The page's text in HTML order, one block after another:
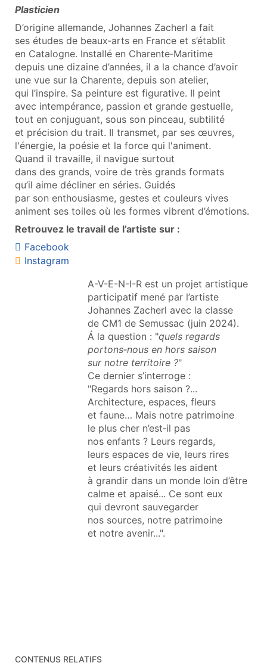
Plasticien
D’origine allemande, Johannes Zacherl a fait
ses études de beaux‑arts en France et s’établit
en Catalogne. Installé en Charente‑Maritime
depuis une dizaine d’années, il a la chance d’avoir
une vue sur la Charente, depuis son atelier,
qui l’inspire. Sa peinture est figurative. Il peint
avec intempérance, passion et grande gestuelle,
tout en conjuguant, sous son pinceau, subtilité
et précision du trait. Il transmet, par ses œuvres,
l'énergie, la poésie et la force qui l'animent.
Quand il travaille, il navigue surtout
dans des grands, voire de très grands formats
qu’il aime décliner en séries. Guidés
par son enthousiasme, gestes et couleurs vives
animent ses toiles où les formes vibrent d’émotions.
Retrouvez le travail de l’artiste sur :
Facebook
Instagram
A-V-E-N-I-R est un projet artistique
participatif mené par l’artiste
Johannes Zacherl avec la classe
de CM1 de Semussac (juin 2024).
Á la question : "quels regards
portons‑nous en hors saison
sur notre territoire ?"
Ce dernier s’interroge :
"Regards hors saison ?...
Architecture, espaces, fleurs
et faune… Mais notre patrimoine
le plus cher n’est‑il pas
nos enfants ? Leurs regards,
leurs espaces de vie, leurs rires
et leurs créativités les aident
à grandir dans un monde loin d’être
calme et apaisé... Ce sont eux
qui devront sauvegarder
nos sources, notre patrimoine
et notre avenir...".
CONTENUS RELATIFS